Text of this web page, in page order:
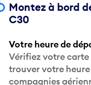
Montez à bord
C30
Votre heure de
Vérifiez votre carte
trouver votre heure
compagnies